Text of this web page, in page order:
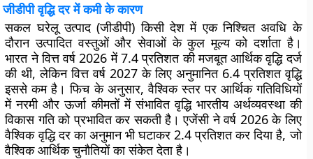
जीडीपी वृद्धि दर में कमी के कारण
सकल घरेलू उत्पाद (जीडीपी) किसी देश में एक निश्चित अवधि के
दौरान उत्पादित वस्तुओं और सेवाओं के कुल मूल्य को दर्शाता है।
भारत ने वित्त वर्ष 2026 में 7.4 प्रतिशत की मजबूत आर्थिक वृद्धि दर्ज
की थी, लेकिन वित्त वर्ष 2027 के लिए अनुमानित 6.4 प्रतिशत वृद्धि
इससे कम है। फिच के अनुसार, वैश्विक स्तर पर आर्थिक गतिविधियों
में नरमी और ऊर्जा कीमतों में संभावित वृद्धि भारतीय अर्थव्यवस्था की
विकास गति को प्रभावित कर सकती है। एजेंसी ने वर्ष 2026 के लिए
वैश्विक वृद्धि दर का अनुमान भी घटाकर 2.4 प्रतिशत कर दिया है, जो
वैश्विक आर्थिक चुनौतियों का संकेत देता है।